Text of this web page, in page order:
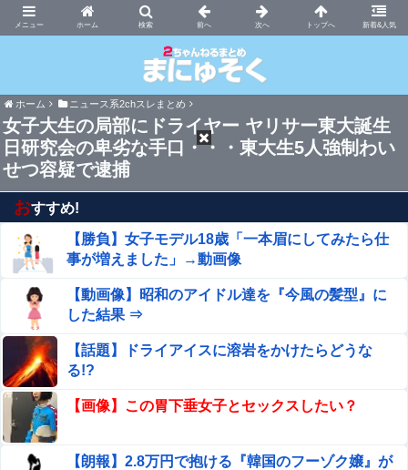
ホーム 新着&人気
まにゅそく 2chまとめニュース速報VIP
ホーム ニュース系2chスレまとめ
女子大生の局部にドライヤー ヤリサー東大誕生
日研究会の卑劣な手口・・・東大生5人強制わい
せつ容疑で逮捕
おすすめ!
【勝負】女子モデル18歳「一本眉にしてみたら仕
事が増えました」→動画像
【動画像】昭和のアイドル達を『今風の髪型』に
した結果 ⇒
【話題】ドライアイスに溶岩をかけたらどうな
る!?
【画像】この胃下垂女子とセックスしたい？
【朗報】2.8万円で抱ける『韓国のフーゾク嬢』が